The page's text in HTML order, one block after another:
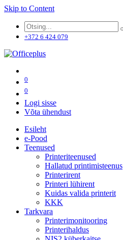
Skip to Content
+372 6 424 079
0
0
Logi sisse
Võta ühendust
Esileht
e-Pood
Teenused
Printeriteenused
Hallatud printimisteenus
Printerirent
Printeri lühirent
Kuidas valida printerit
KKK
Tarkvara
Printerimonitooring
Printerihaldus